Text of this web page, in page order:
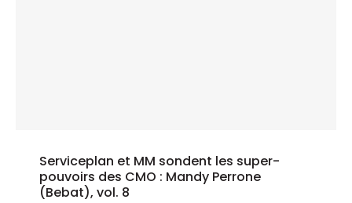
Serviceplan et MM sondent les super-
pouvoirs des CMO : Mandy Perrone
(Bebat), vol. 8